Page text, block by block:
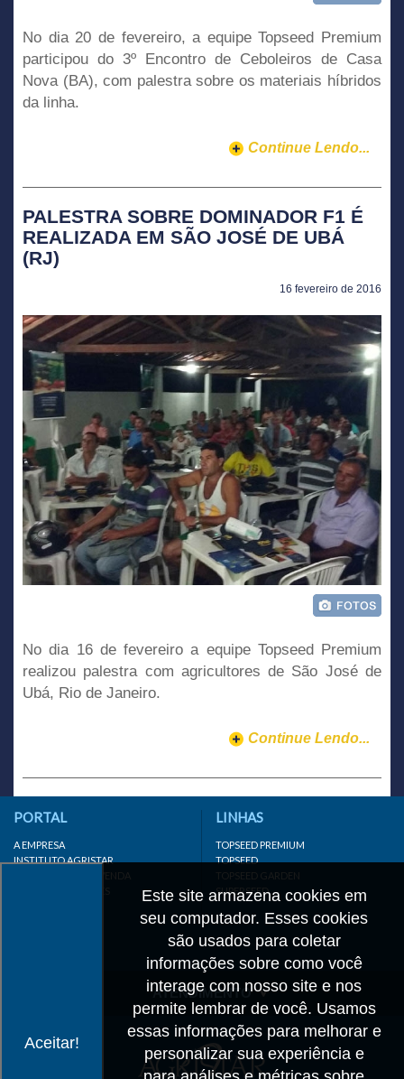
No dia 20 de fevereiro, a equipe Topseed Premium
participou do 3º Encontro de Ceboleiros de Casa
Nova (BA), com palestra sobre os materiais híbridos
da linha.
Continue Lendo...
PALESTRA SOBRE DOMINADOR F1 É
REALIZADA EM SÃO JOSÉ DE UBÁ
(RJ)
16 fevereiro de 2016
No dia 16 de fevereiro a equipe Topseed Premium
realizou palestra com agricultores de São José de
Ubá, Rio de Janeiro.
Continue Lendo...
Aceitar!
Este site armazena cookies em
seu computador. Esses cookies
são usados para coletar
informações sobre como você
interage com nosso site e nos
permite lembrar de você. Usamos
essas informações para melhorar e
personalizar sua experiência e
PORTAL
A EMPRESA
INSTITUTO AGRISTAR
DISTRIBUIDOR/REVENDA
LINKS IMPORTANTES
LINHAS
TOPSEED PREMIUM
TOPSEED
TOPSEED GARDEN
SUPERSEED
ATENDIMENTO
CADASTRO